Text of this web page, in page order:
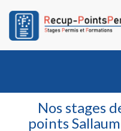
Nos stages
points